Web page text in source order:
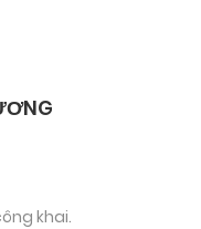
khai.